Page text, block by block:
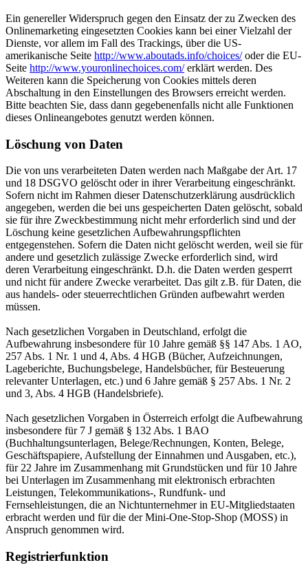
Ein genereller Widerspruch gegen den Einsatz der zu Zwecken des
Onlinemarketing eingesetzten Cookies kann bei einer Vielzahl der
Dienste, vor allem im Fall des Trackings, über die US-
amerikanische Seite http://www.aboutads.info/choices/oder die EU-
Seite http://www.youronlinechoices.com/erklärt werden. Des
Weiteren kann die Speicherung von Cookies mittels deren
Abschaltung in den Einstellungen des Browsers erreicht werden.
Bitte beachten Sie, dass dann gegebenenfalls nicht alle Funktionen
dieses Onlineangebotes genutzt werden können.
Löschung von Daten
Die von uns verarbeiteten Daten werden nach Maßgabe der Art. 17
und 18 DSGVO gelöscht oder in ihrer Verarbeitung eingeschränkt.
Sofern nicht im Rahmen dieser Datenschutzerklärung ausdrücklich
angegeben, werden die bei uns gespeicherten Daten gelöscht, sobald
sie für ihre Zweckbestimmung nicht mehr erforderlich sind und der
Löschung keine gesetzlichen Aufbewahrungspflichten
entgegenstehen. Sofern die Daten nicht gelöscht werden, weil sie für
andere und gesetzlich zulässige Zwecke erforderlich sind, wird
deren Verarbeitung eingeschränkt. D.h. die Daten werden gesperrt
und nicht für andere Zwecke verarbeitet. Das gilt z.B. für Daten, die
aus handels- oder steuerrechtlichen Gründen aufbewahrt werden
müssen.
Nach gesetzlichen Vorgaben in Deutschland, erfolgt die
Aufbewahrung insbesondere für 10 Jahre gemäß §§ 147 Abs. 1 AO,
257 Abs. 1 Nr. 1 und 4, Abs. 4 HGB (Bücher, Aufzeichnungen,
Lageberichte, Buchungsbelege, Handelsbücher, für Besteuerung
relevanter Unterlagen, etc.) und 6 Jahre gemäß § 257 Abs. 1 Nr. 2
und 3, Abs. 4 HGB (Handelsbriefe).
Nach gesetzlichen Vorgaben in Österreich erfolgt die Aufbewahrung
insbesondere für 7 J gemäß § 132 Abs. 1 BAO
(Buchhaltungsunterlagen, Belege/Rechnungen, Konten, Belege,
Geschäftspapiere, Aufstellung der Einnahmen und Ausgaben, etc.),
für 22 Jahre im Zusammenhang mit Grundstücken und für 10 Jahre
bei Unterlagen im Zusammenhang mit elektronisch erbrachten
Leistungen, Telekommunikations-, Rundfunk- und
Fernsehleistungen, die an Nichtunternehmer in EU-Mitgliedstaaten
erbracht werden und für die der Mini-One-Stop-Shop (MOSS) in
Anspruch genommen wird.
Registrierfunktion